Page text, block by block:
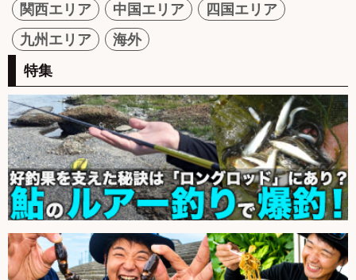
関西エリア
中国エリア
四国エリア
九州エリア
海外
特集